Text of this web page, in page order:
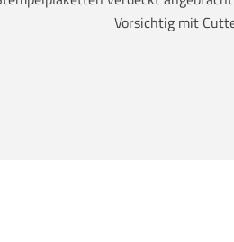
Vorsichtig mit